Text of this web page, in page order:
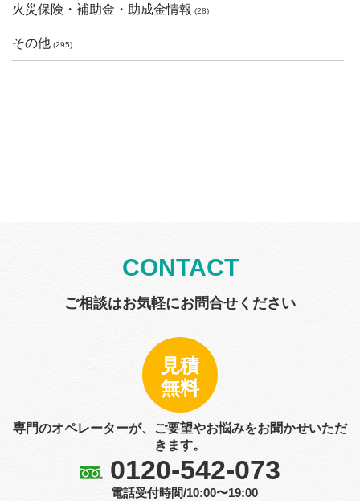
火災保険・補助金・助成金情報 (28)
その他 (295)
CONTACT
ご相談はお気軽にお問合せください
見積
無料
専門のオペレーターが、ご要望やお悩みをお聞かせいただ
きます。
0120-542-073
電話受付時間/10:00〜19:00